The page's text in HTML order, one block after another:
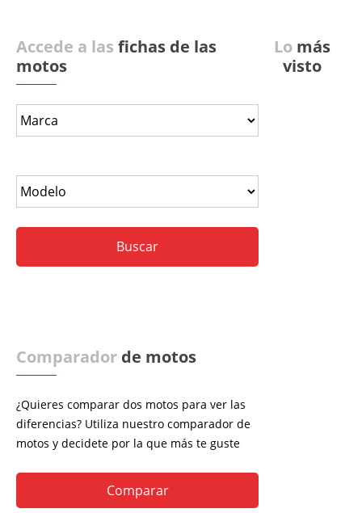
Accede a las fichas de las
motos
Comparador de motos
¿Quieres comparar dos motos para ver las
diferencias? Utiliza nuestro comparador de
motos y decidete por la que más te guste
Comparar
Lo más
visto